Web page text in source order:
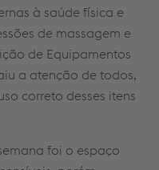
à saúde física e
de massagem e
de Equipamentos
a atenção de todos,
correto desses itens
foi o espaço